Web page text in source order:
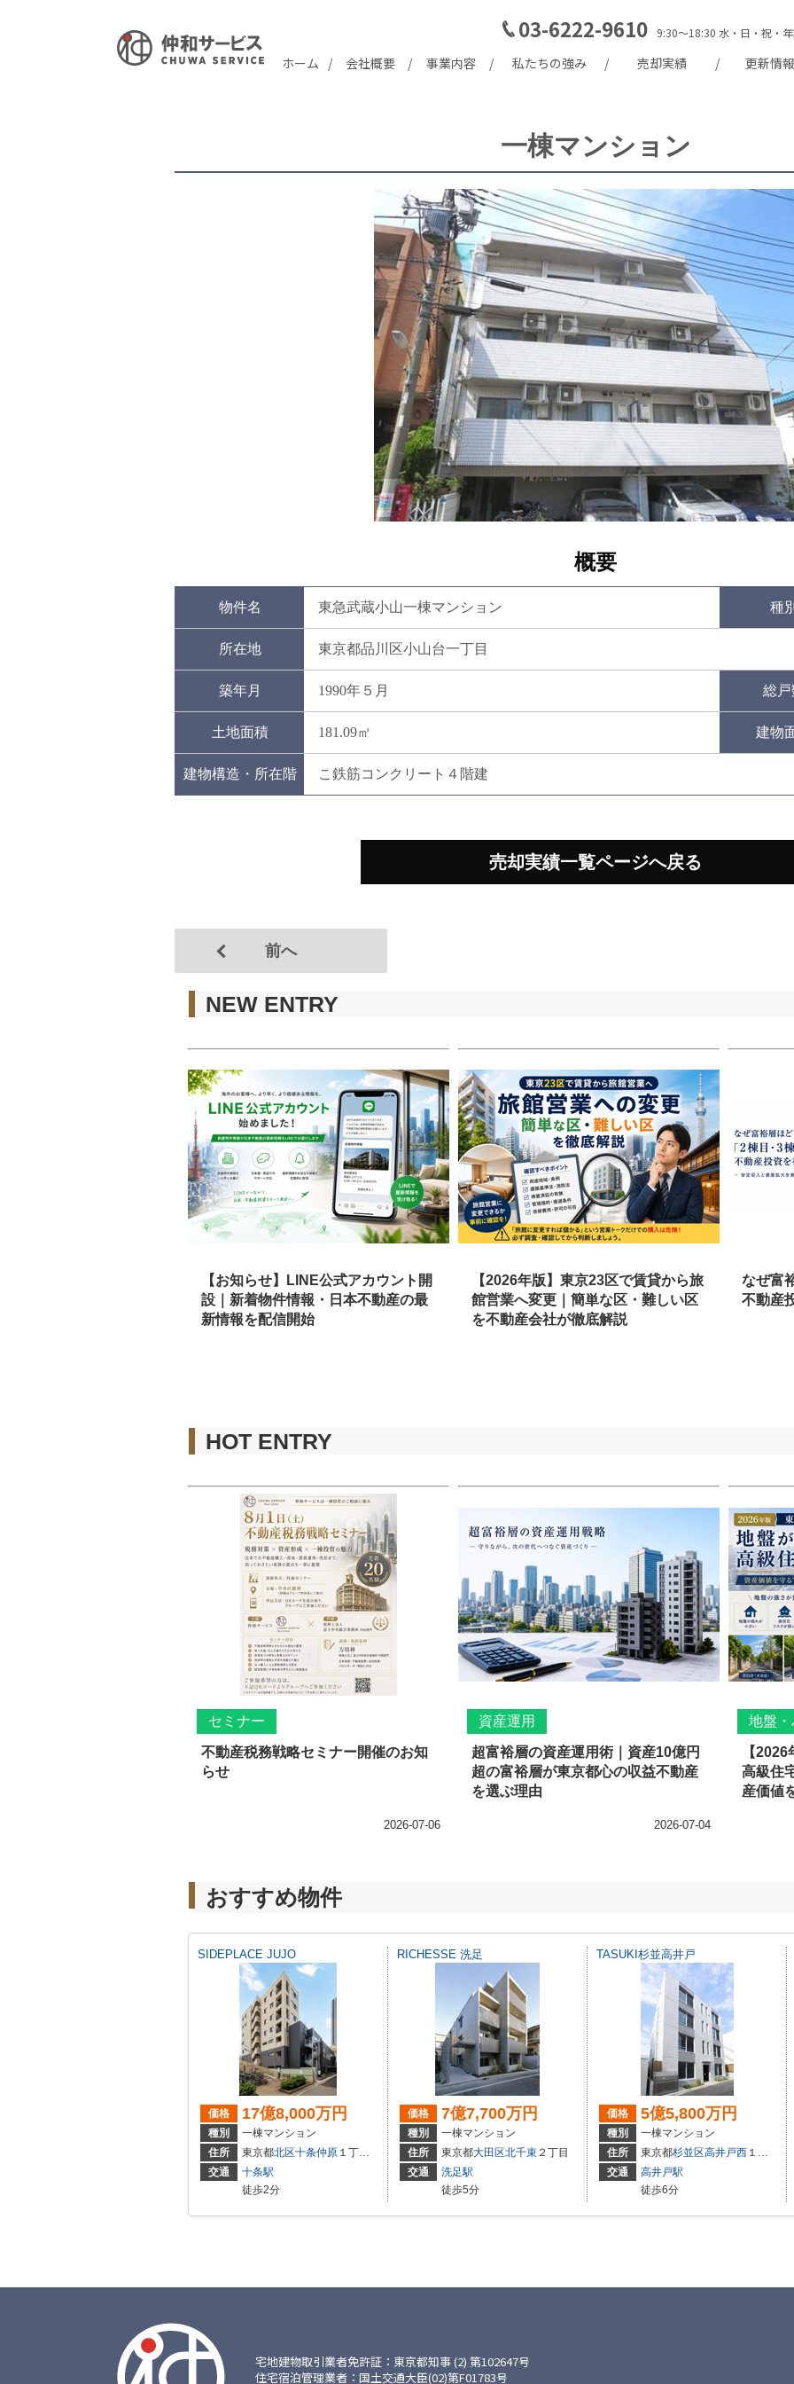
03-6222-9610 9:30～18:30 水・日・祝・
ホーム 会社概要 事業内容 私たちの強み 売却実績 更新情報
一棟マンション
概要
物件名 東急武蔵小山一棟マンション 種
所在地 東京都品川区小山台一丁目
築年月 1990年５月 総戸
土地面積 181.09㎡ 建物
建物構造・所在階 こ鉄筋コンクリート４階建
売却実績一覧ページへ戻る
前へ
NEW ENTRY
【お知らせ】LINE公式アカウント開
設｜新着物件情報・日本不動産の最
新情報を配信開始
【2026年版】東京23区で賃貸から旅
館営業へ変更｜簡単な区・難しい区
を不動産会社が徹底解説
なぜ富
不動産
HOT ENTRY
セミナー
不動産税務戦略セミナー開催のお知
らせ
2026-07-06
資産運用
超富裕層の資産運用術｜資産10億円
超の富裕層が東京都心の収益不動産
を選ぶ理由
2026-07-04
地盤
【
高級住
産価値
おすすめ物件
SIDEPLACE JUJO
価格 17億8,000万円
種別
一棟マンション
住所
東京都北区十条仲原 １丁目1-3
交通
十条駅
徒歩2分
RICHESSE 洗足
価格 7億7,700万円
種別
一棟マンション
住所
東京都大田区北千束 ２丁目
交通
洗足駅
徒歩5分
TASUKI杉並高井戸
価格 5億5,800万円
種別
一棟マンション
住所
東京都杉並区高井戸西 １丁目
交通
高井戸駅
徒歩6分
宅地建物取引業者免許証：東京都知事 (2) 第102647号
住宅宿泊管理業者：国土交通大臣(02)第F01783号